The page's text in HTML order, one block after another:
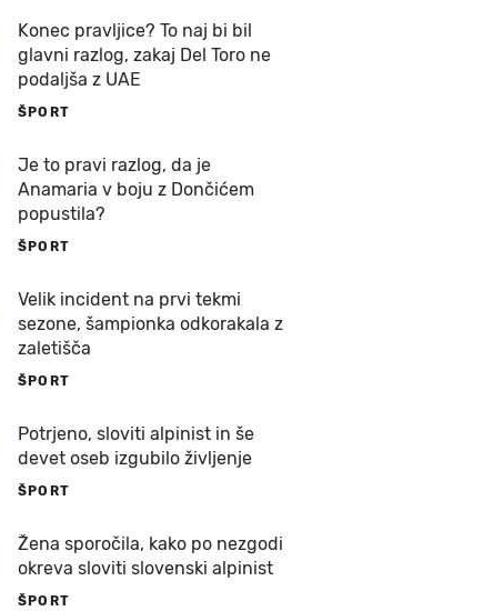
Konec pravljice? To naj bi bil
glavni razlog, zakaj Del Toro ne
podaljša z UAE
ŠPORT
Je to pravi razlog, da je
Anamaria v boju z Dončićem
popustila?
ŠPORT
Velik incident na prvi tekmi
sezone, šampionka odkorakala z
zaletišča
ŠPORT
Potrjeno, sloviti alpinist in še
devet oseb izgubilo življenje
ŠPORT
Žena sporočila, kako po nezgodi
okreva sloviti slovenski alpinist
ŠPORT